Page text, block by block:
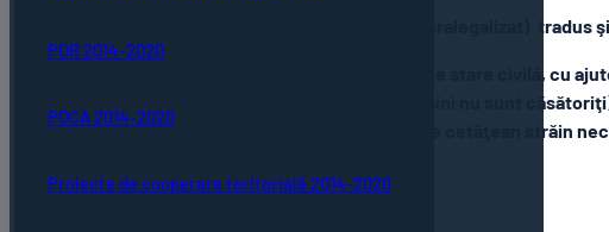
POR 2014-2020
POCA 2014-2020
Proiecte de cooperare teritorială 2014-2020
– străinătate (simplu/ cu apostille/ supralegalizat) tradus
declaraţie dată in fața ofiterului de stare civilă, cu
copilului, cetăţean/ cetăţeni străini nu sunt
În situaţia în care declarantul este cetăţean străin